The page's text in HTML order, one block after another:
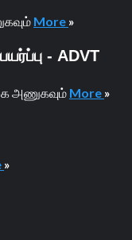
More »
- ADVT
அணுகவும் More »
»